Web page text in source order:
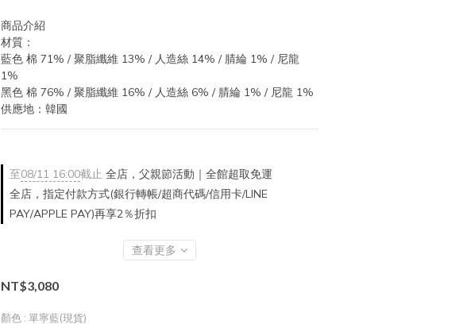
商品介紹
材質：
藍色 棉 71% / 聚脂纖維 13% / 人造絲 14% / 腈綸 1% / 尼龍
1%
黑色 棉 76% / 聚脂纖維 16% / 人造絲 6% / 腈綸 1% / 尼龍 1%
供應地：韓國
至08/11 16:00截止 全店，父親節活動｜全館超取免運
全店，指定付款方式(銀行轉帳/超商代碼/信用卡/LINE
PAY/APPLE PAY)再享2％折扣
查看更多
NT$3,080
顏色 : 單寧藍(現貨)